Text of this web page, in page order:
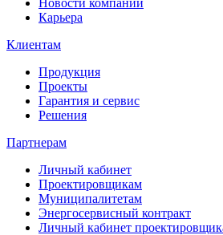
Карьера
Клиентам
Продукция
Проекты
Гарантия и сервис
Решения
Партнерам
Личный кабинет
Проектировщикам
Муниципалитетам
Энергосервисный контракт
Личный кабинет